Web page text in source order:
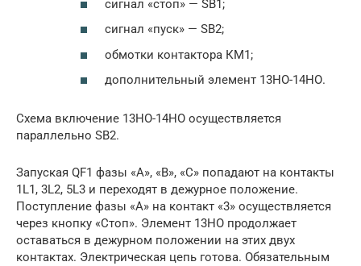
сигнал «стоп» — SB1;
сигнал «пуск» — SB2;
обмотки контактора КМ1;
дополнительный элемент 13НО-14НО.
Схема включение 13НО-14НО осуществляется
параллельно SB2.
Запуская QF1 фазы «А», «В», «С» попадают на контакты
1L1, 3L2, 5L3 и переходят в дежурное положение.
Поступление фазы «А» на контакт «3» осуществляется
через кнопку «Стоп». Элемент 13НО продолжает
оставаться в дежурном положении на этих двух
контактах. Электрическая цепь готова. Обязательным